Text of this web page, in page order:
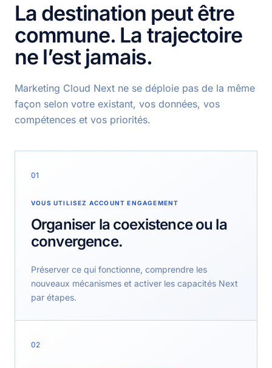
La destination peut être
commune. La trajectoire
ne l’est jamais.
Marketing Cloud Next ne se déploie pas de la même
façon selon votre existant, vos données, vos
compétences et vos priorités.
01
VOUS UTILISEZ ACCOUNT ENGAGEMENT
Organiser la coexistence ou la
convergence.
Préserver ce qui fonctionne, comprendre les
nouveaux mécanismes et activer les capacités Next
par étapes.
02